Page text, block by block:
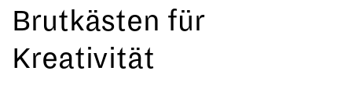
Brutkästen für
Kreativität